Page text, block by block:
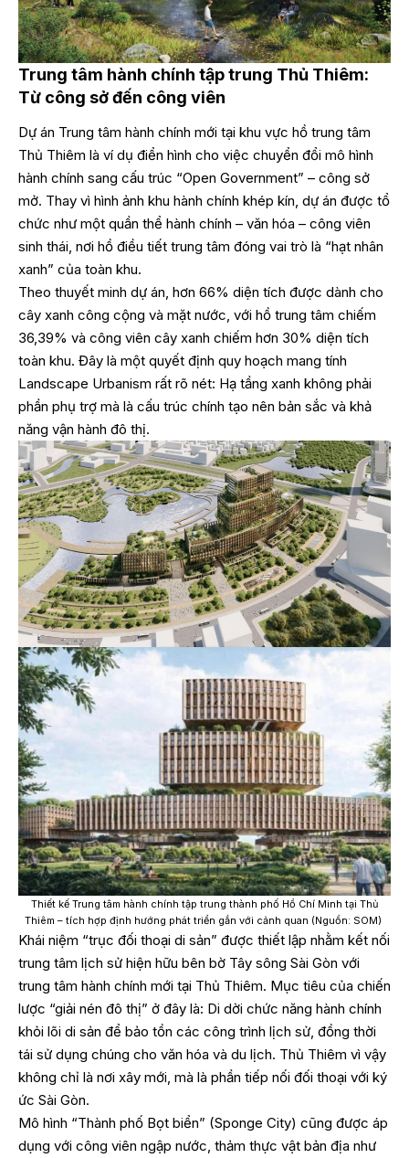
Trung tâm hành chính tập trung Thủ Thiêm:
Từ công sở đến công viên
Dự án Trung tâm hành chính mới tại khu vực hồ trung tâm
Thủ Thiêm là ví dụ điển hình cho việc chuyển đổi mô hình
hành chính sang cấu trúc “Open Government” – công sở
mở. Thay vì hình ảnh khu hành chính khép kín, dự án được tổ
chức như một quần thể hành chính – văn hóa – công viên
sinh thái, nơi hồ điều tiết trung tâm đóng vai trò là “hạt nhân
xanh” của toàn khu.
Theo thuyết minh dự án, hơn 66% diện tích được dành cho
cây xanh công cộng và mặt nước, với hồ trung tâm chiếm
36,39% và công viên cây xanh chiếm hơn 30% diện tích
toàn khu. Đây là một quyết định quy hoạch mang tính
Landscape Urbanism rất rõ nét: Hạ tầng xanh không phải
phần phụ trợ mà là cấu trúc chính tạo nên bản sắc và khả
năng vận hành đô thị.
Thiết kế Trung tâm hành chính tập trung thành phố Hồ Chí Minh tại Thủ
Thiêm – tích hợp định hướng phát triển gắn với cảnh quan (Nguồn: SOM)
Khái niệm “trục đối thoại di sản” được thiết lập nhằm kết nối
trung tâm lịch sử hiện hữu bên bờ Tây sông Sài Gòn với
trung tâm hành chính mới tại Thủ Thiêm. Mục tiêu của chiến
lược “giải nén đô thị” ở đây là: Di dời chức năng hành chính
khỏi lõi di sản để bảo tồn các công trình lịch sử, đồng thời
tái sử dụng chúng cho văn hóa và du lịch. Thủ Thiêm vì vậy
không chỉ là nơi xây mới, mà là phần tiếp nối đối thoại với ký
ức Sài Gòn.
Mô hình “Thành phố Bọt biển” (Sponge City) cũng được áp
dụng với công viên ngập nước, thảm thực vật bản địa như